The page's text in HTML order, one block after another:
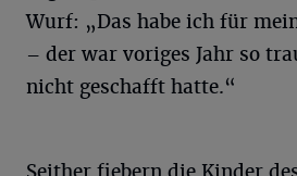
Wurf: „Das habe ich für
– der war voriges Jahr so
nicht geschafft hatte.“